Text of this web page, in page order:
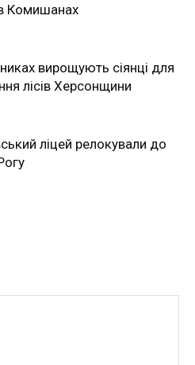
Комишанах
вирощують сіянці для
лісів Херсонщини
ліцей релокували до